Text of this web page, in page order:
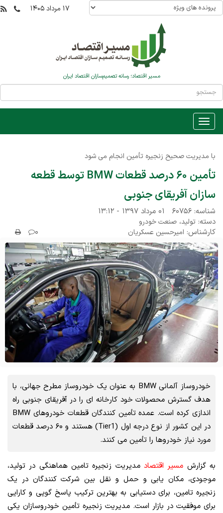
۱۷ مرداد ۱۴۰۵
مسیر اقتصاد؛ رسانه تصمیم‌سازان اقتصاد ایران
با مدیریت صحیح زنجیره تأمین انجام می شود
تأمین ۶۰ درصد قطعات BMW توسط قطعه
سازان آفریقای جنوبی
شناسه: ۶۰۷۵۶
۰۱ مرداد ۱۳۹۷ - ۱۳:۱۲
دسته: تولید، صنعت خودرو
کارشناس: امیرحسین عسکریان ۰
خودروساز آلمانی BMW به عنوان یک خودروساز مطرح جهانی، با
هدف گسترش محصولات خود کارخانه ای را در آفریقای جنوبی راه
اندازی کرده است. عمده تأمین کنندگان قطعات خودروهای BMW
در این کشور از نوع درجه اول (Tier1) هستند و ۶۰ درصد قطعات
مورد نیاز خودروها را تأمین می کنند.
به گزارش مسیر اقتصاد مدیریت زنجیره تامین هماهنگی در تولید،
موجودی، مکان یابی و حمل و نقل بین شرکت کنندگان در یک
زنجیره تامین، برای دستیابی به بهترین ترکیب پاسخ گویی و کارایی
برای موفقیت در بازار است. مدیریت زنجیره تأمین خودروسازان یکی